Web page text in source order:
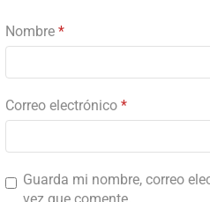
Nombre *
Correo electrónico *
Guarda mi nombre, correo